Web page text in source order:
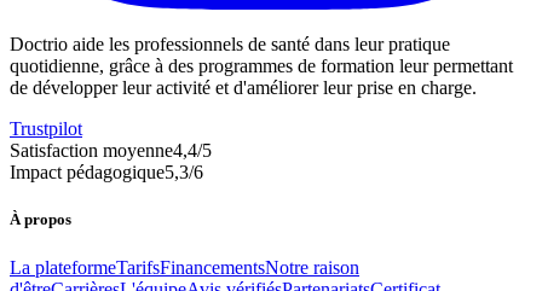
Doctrio aide les professionnels de santé dans leur pratique
quotidienne, grâce à des programmes de formation leur permettant
de développer leur activité et d'améliorer leur prise en charge.
Trustpilot
Satisfaction moyenne4,4/5
Impact pédagogique5,3/6
À propos
La plateformeTarifsFinancementsNotre raison